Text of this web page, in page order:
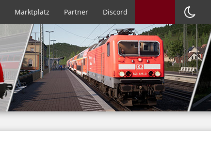
Marktplatz Partner Discord